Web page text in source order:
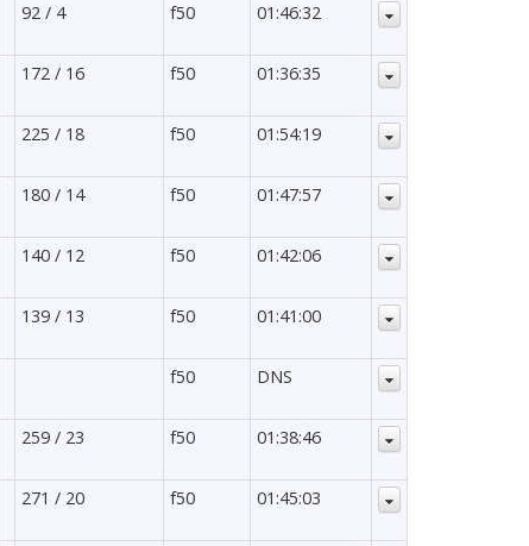
92 / 4 f50 01:46:32
172 / 16 f50 01:36:35
225 / 18 f50 01:54:19
180 / 14 f50 01:47:57
140 / 12 f50 01:42:06
139 / 13 f50 01:41:00
f50 DNS
259 / 23 f50 01:38:46
271 / 20 f50 01:45:03